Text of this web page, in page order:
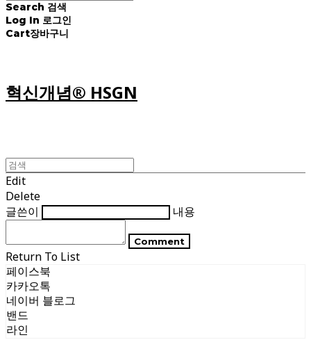
Search 검색
Log In 로그인
Cart장바구니
혁신개념® HSGN
Edit
Delete
글쓴이
내용
Comment
Return To List
페이스북
카카오톡
네이버 블로그
밴드
라인